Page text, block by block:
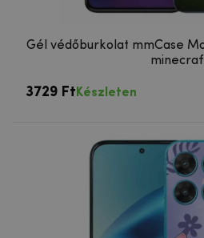
Gél védőburkolat mmCase
3729 Ft Készleten